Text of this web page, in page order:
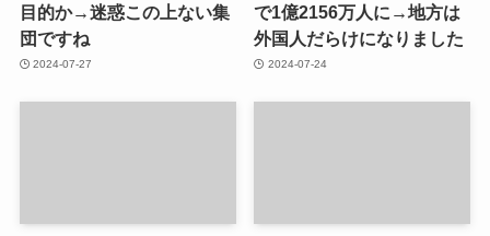
目的か→迷惑この上ない集
団ですね
2024-07-27
で1億2156万人に→地方は
外国人だらけになりました
2024-07-24